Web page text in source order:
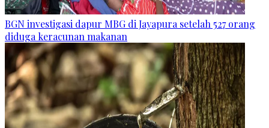
BGN investigasi dapur MBG di Jayapura setelah 527 orang
diduga keracunan makanan